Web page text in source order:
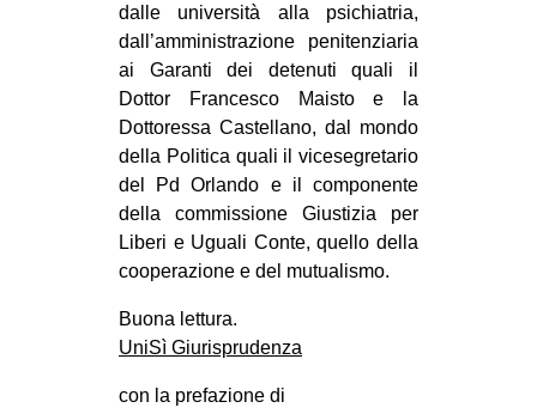
dalle università alla psichiatria,
dall’amministrazione penitenziaria
ai Garanti dei detenuti quali il
Dottor Francesco Maisto e la
Dottoressa Castellano, dal mondo
della Politica quali il vicesegretario
del Pd Orlando e il componente
della commissione Giustizia per
Liberi e Uguali Conte, quello della
cooperazione e del mutualismo.
Buona lettura.
UniSì Giurisprudenza
con la prefazione di